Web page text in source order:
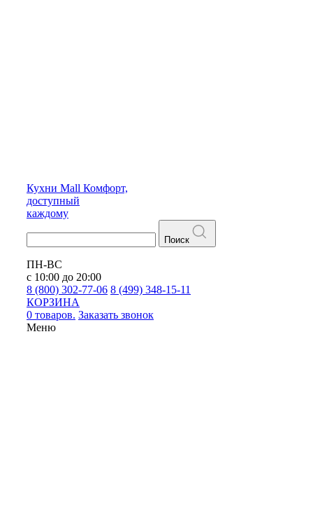
Кухни Mall Комфорт,
доступный
каждому
Поиск
ПН-ВС
с 10:00 до 20:00
8 (800) 302-77-06 8 (499) 348-15-11
КОРЗИНА
0 товаров. Заказать звонок
Меню